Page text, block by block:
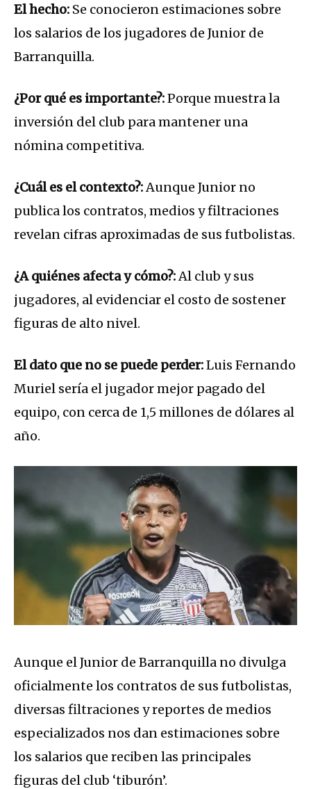
El hecho: Se conocieron estimaciones sobre
los salarios de los jugadores de Junior de
Barranquilla.
¿Por qué es importante?:Porque muestra la
inversión del club para mantener una
nómina competitiva.
¿Cuál es el contexto?:Aunque Junior no
publica los contratos, medios y filtraciones
revelan cifras aproximadas de sus futbolistas.
¿A quiénes afecta y cómo?:Al club y sus
jugadores, al evidenciar el costo de sostener
figuras de alto nivel.
El dato que no se puede perder:Luis Fernando
Muriel sería el jugador mejor pagado del
equipo, con cerca de 1,5 millones de dólares al
año.
Aunque el Junior de Barranquilla no divulga
oficialmente los contratos de sus futbolistas,
diversas filtraciones y reportes de medios
especializados nos dan estimaciones sobre
los salarios que reciben las principales
figuras del club ‘tiburón’.